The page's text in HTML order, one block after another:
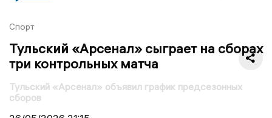
Спорт
Тульский «Арсенал» сыграет на сборах
три контрольных матча
Тульский «Арсенал» объявил график предсезонных
сборов